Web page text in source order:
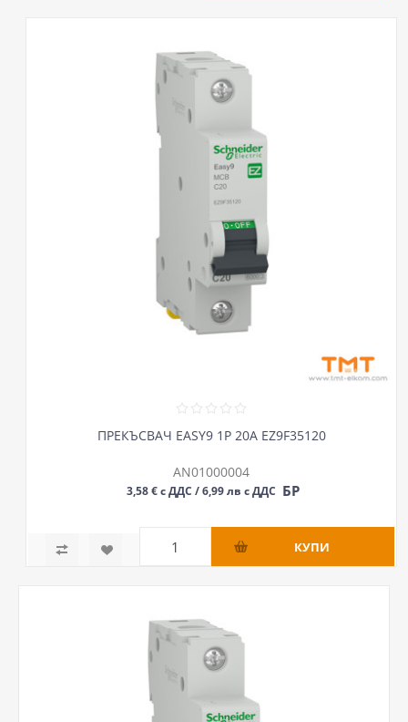
ПРЕКЪСВАЧ EASY9 1P 20А EZ9F35120
AN01000004
3,58 € с ДДС / 6,99 лв с ДДС БР